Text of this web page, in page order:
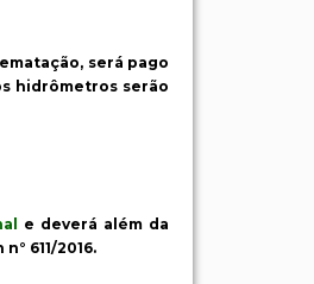
será pago
hidrômetros serão
e deverá além da
611/2016.